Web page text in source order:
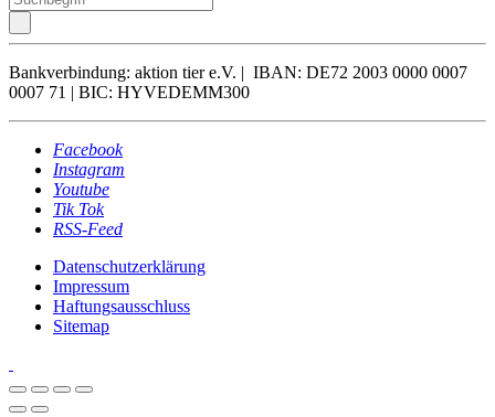
Bankverbindung: aktion tier e.V. | IBAN: DE72 2003 0000 0007
0007 71 | BIC: HYVEDEMM300
Facebook
Instagram
Youtube
Tik Tok
RSS-Feed
Datenschutzerklärung
Impressum
Haftungsausschluss
Sitemap